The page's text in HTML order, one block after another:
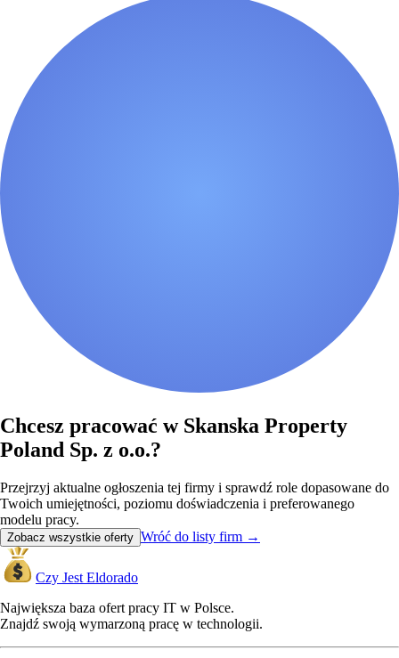
Chcesz pracować w Skanska Property
Poland Sp. z o.o.?
Przejrzyj aktualne ogłoszenia tej firmy i sprawdź role dopasowane do
Twoich umiejętności, poziomu doświadczenia i preferowanego
modelu pracy.
Zobacz wszystkie oferty Wróć do listy firm →
Czy Jest Eldorado
Największa baza ofert pracy IT w Polsce.
Znajdź swoją wymarzoną pracę w technologii.